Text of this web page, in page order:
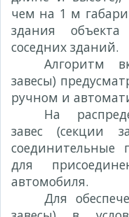
чем на 1 м
здания
соседних зданий.
Алгоритм
завесы)
ручном и
На
завес (секции
для
автомобиля.
Для